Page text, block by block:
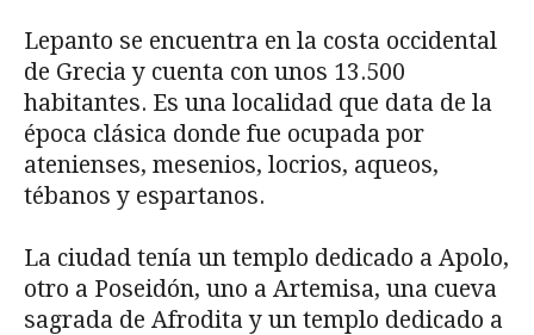
Lepanto se encuentra en la costa occidental
de Grecia y cuenta con unos 13.500
habitantes. Es una localidad que data de la
época clásica donde fue ocupada por
atenienses, mesenios, locrios, aqueos,
tébanos y espartanos.
La ciudad tenía un templo dedicado a Apolo,
otro a Poseidón, uno a Artemisa, una cueva
sagrada de Afrodita y un templo dedicado a